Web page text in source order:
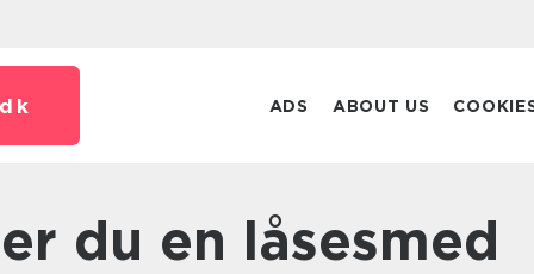
ADS ABOUT US
du en låsesmed